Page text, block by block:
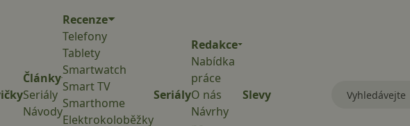
Články
Seriály
Návody
Recenze
Telefony
Tablety
Smartwatch
Smart TV
Smarthome
Elektrokoloběžky
Seriály
Redakce
Nabídka
práce
O nás
Návrhy
Slevy